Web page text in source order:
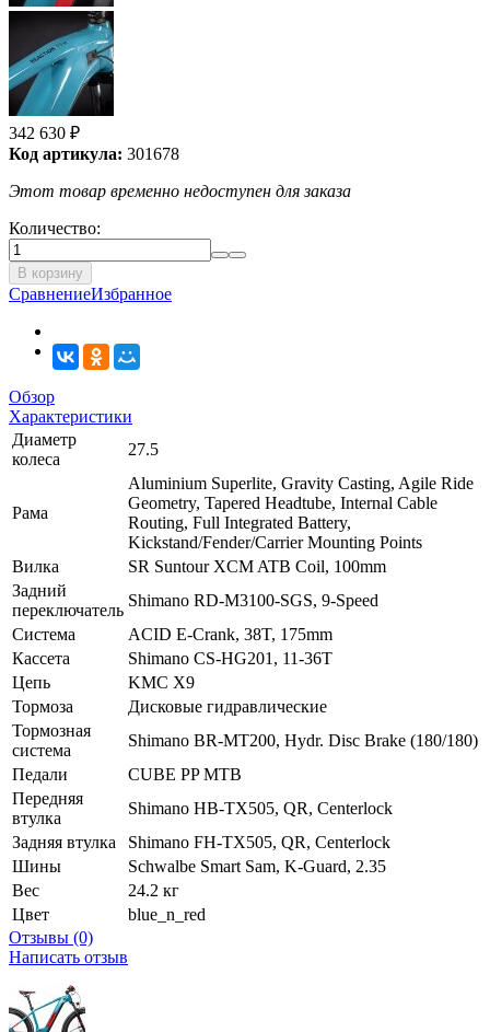
342 630 ₽
Код артикула: 301678
Этот товар временно недоступен для заказа
Количество:
В корзину
СравнениеИзбранное
Обзор
Характеристики
Диаметр
колеса
27.5
Рама
Aluminium Superlite, Gravity Casting, Agile Ride
Geometry, Tapered Headtube, Internal Cable
Routing, Full Integrated Battery,
Kickstand/Fender/Carrier Mounting Points
Вилка
SR Suntour XCM ATB Coil, 100mm
Задний
переключатель
Shimano RD-M3100-SGS, 9-Speed
Система
ACID E-Crank, 38T, 175mm
Кассета
Shimano CS-HG201, 11-36T
Цепь
KMC X9
Тормоза
Дисковые гидравлические
Тормозная
система
Shimano BR-MT200, Hydr. Disc Brake (180/180)
Педали
CUBE PP MTB
Передняя
втулка
Shimano HB-TX505, QR, Centerlock
Задняя втулка
Shimano FH-TX505, QR, Centerlock
Шины
Schwalbe Smart Sam, K-Guard, 2.35
Вес
24.2 кг
Цвет
blue_n_red
Отзывы (0)
Написать отзыв